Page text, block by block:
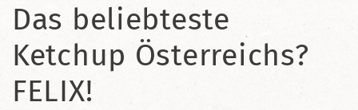
Das beliebteste
Ketchup Österreichs?
FELIX!